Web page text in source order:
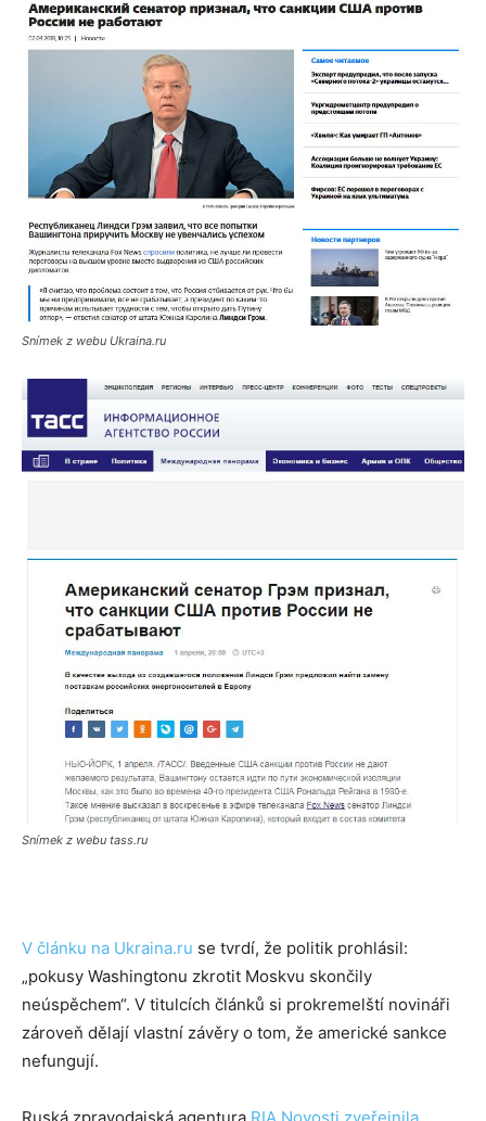
Snímek z webu Ukraina.ru
Snímek z webu tass.ru
V článku na Ukraina.ru se tvrdí, že politik prohlásil:
„pokusy Washingtonu zkrotit Moskvu skončily
neúspěchem“. V titulcích článků si prokremelští novináři
zároveň dělají vlastní závěry o tom, že americké sankce
nefungují.